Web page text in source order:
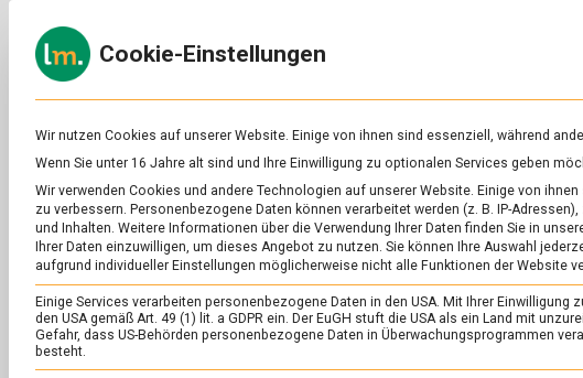
to
content
zu
&
Ernährung
Cookie-Einstellungen
Wir nutzen Cookies auf unserer Website. Einige von ihnen sind essenziell, während
Wenn Sie unter 16 Jahre alt sind und Ihre Einwilligung zu optionalen Services geben
Wir verwenden Cookies und andere Technologien auf unserer Website. Einige von
zu verbessern. Personenbezogene Daten können verarbeitet werden (z. B. IP-
und Inhalten. Weitere Informationen über die Verwendung Ihrer Daten finden Sie in
Ihrer Daten einzuwilligen, um dieses Angebot zu nutzen. Sie können Ihre Auswahl
aufgrund individueller Einstellungen möglicherweise nicht alle Funktionen der Website
Einige Services verarbeiten personenbezogene Daten in den USA. Mit Ihrer
den USA gemäß Art. 49 (1) lit. a GDPR ein. Der EuGH stuft die USA als ein Land mit
Gefahr, dass US-Behörden personenbezogene Daten in Überwachungsprogrammen
besteht.